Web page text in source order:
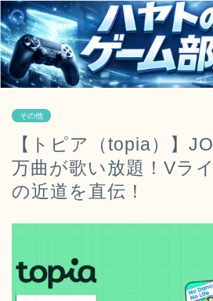
その他
【トピア（topia）】
万曲が歌い放題！Vラ
の近道を直伝！